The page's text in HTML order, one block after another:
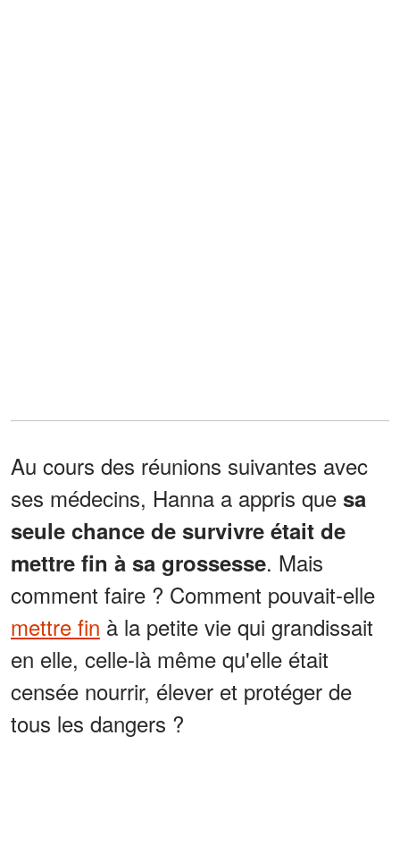
Au cours des réunions suivantes avec
ses médecins, Hanna a appris que sa
seule chance de survivre était de
mettre fin à sa grossesse. Mais
comment faire ? Comment pouvait-elle
mettre fin à la petite vie qui grandissait
en elle, celle-là même qu'elle était
censée nourrir, élever et protéger de
tous les dangers ?